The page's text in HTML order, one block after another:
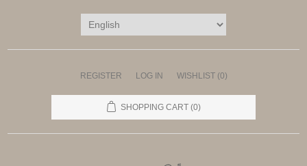
REGISTER LOG IN WISHLIST (0)
SHOPPING CART (0)